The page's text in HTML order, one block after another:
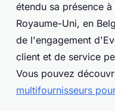
étendu sa présence
Royaume-Uni, en
de l'engagement
client et de service
Vous pouvez
multifournisseurs